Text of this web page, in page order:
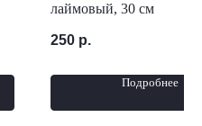
лаймовый, 30 см
250 р.
Подробнее